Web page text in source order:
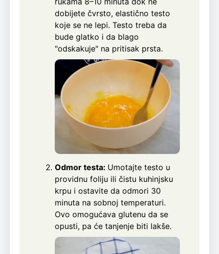
dobijete čvrsto, elastično testo
koje se ne lepi. Testo treba da
bude glatko i da blago
"odskakuje" na pritisak prsta.
Odmor testa: Umotajte testo u
providnu foliju ili čistu kuhinjsku
krpu i ostavite da odmori 30
minuta na sobnoj temperaturi.
Ovo omogućava glutenu da se
opusti, pa će tanjenje biti lakše.